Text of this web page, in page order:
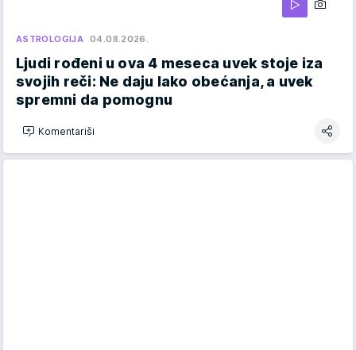
ASTROLOGIJA 04.08.2026.
Ljudi rođeni u ova 4 meseca uvek stoje iza
svojih reči: Ne daju lako obećanja, a uvek
spremni da pomognu
Komentariši